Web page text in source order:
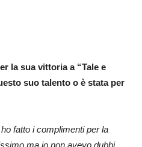
la sua vittoria a “Tale e
suo talento o è stata per
fatto i complimenti per la
ma io non avevo dubbi.